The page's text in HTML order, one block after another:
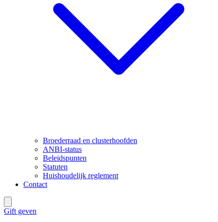
Broederraad en clusterhoofden
ANBI-status
Beleidspunten
Statuten
Huishoudelijk reglement
Contact
Gift geven